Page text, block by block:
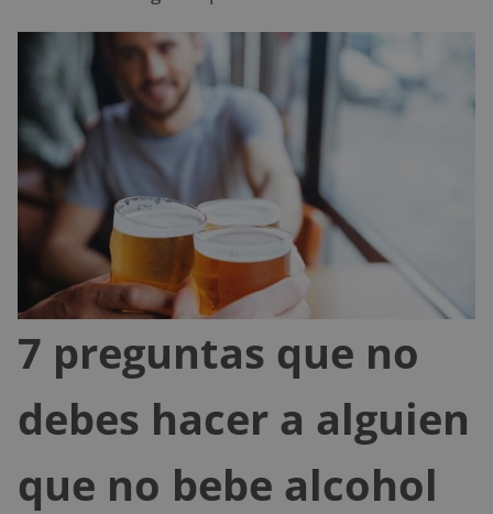
7 preguntas que no
debes hacer a alguien
que no bebe alcohol